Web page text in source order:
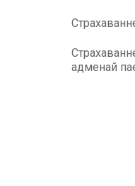
адменай